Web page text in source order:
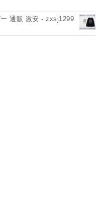
通販 激安 - zxsj1299